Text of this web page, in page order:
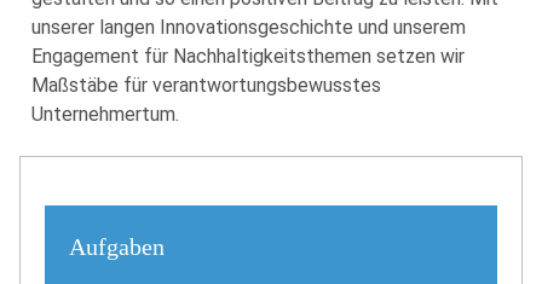
unserer langen Innovationsgeschichte und unserem
Engagement für Nachhaltigkeitsthemen setzen wir
Maßstäbe für verantwortungsbewusstes
Unternehmertum.
Aufgaben